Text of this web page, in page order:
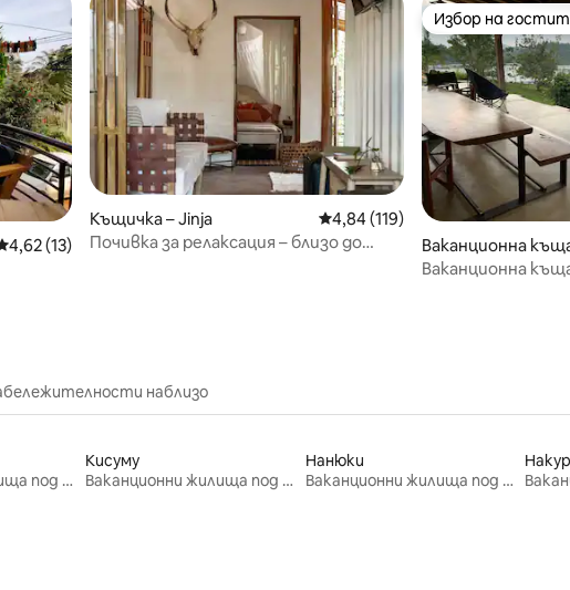
оценка: 4,62 от 5, 13 отзива
4,62 (13)
Къщичка – Jinja Средна оценка: 4,84 от 5, 119
4,84 (119)
Почивка за релаксация – близо до
Избор на
Избор на
Ваканционна
Ваканционна
наблизо
Ваканционни жилища под наем
Кисуму
Ваканционни жилища под наем
Нанюки
Ваканционни жилища под наем